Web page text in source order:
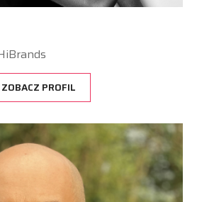
ZOBACZ PROFIL